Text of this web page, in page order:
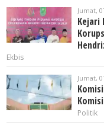
Jumat,
Kejari
Ekbis
Jumat,
Politik